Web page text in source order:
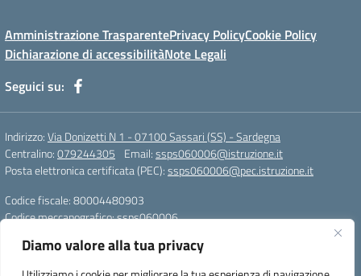
Diamo valore alla tua privacy
Amministrazione TrasparentePrivacy PolicyCookie Policy
Dichiarazione di accessibilitàNote Legali
Seguici su:
Indirizzo:Via Donizetti N 1 - 07100 Sassari (SS) - Sardegna
Centralino:079244305 Email:ssps060006@istruzione.it
Posta elettronica certificata (PEC):ssps060006@pec.istruzione.it
Codice fiscale: 80004480903
Codice meccanografico:ssps060006
Codice unico di fatturazione (CUF): UFZDAC